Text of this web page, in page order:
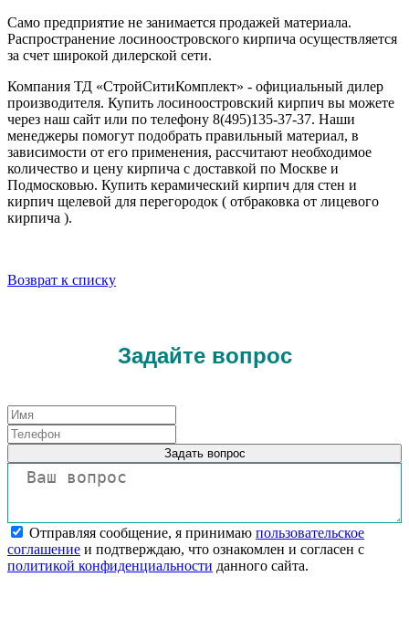
Само предприятие не занимается продажей материала.
Распространение лосиноостровского кирпича осуществляется
за счет широкой дилерской сети.
Компания ТД «СтройСитиКомплект» - официальный дилер
производителя. Купить лосиноостровский кирпич вы можете
через наш сайт или по телефону 8(495)135-37-37. Наши
менеджеры помогут подобрать правильный материал, в
зависимости от его применения, рассчитают необходимое
количество и цену кирпича с доставкой по Москве и
Подмосковью. Купить керамический кирпич для стен и
кирпич щелевой для перегородок ( отбраковка от лицевого
кирпича ).
Возврат к списку
Задайте вопрос
Задать вопрос
Отправляя сообщение, я принимаю пользовательское
соглашение и подтверждаю, что ознакомлен и согласен с
политикой конфиденциальности данного сайта.